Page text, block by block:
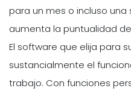
para un mes o incluso
aumenta la puntualidad
El software que elija para
sustancialmente el
trabajo. Con funciones